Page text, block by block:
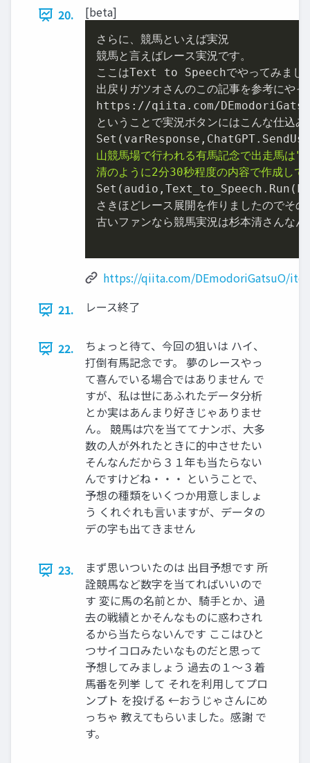
20. [beta]
さらに、競馬といえば実況
競馬と言えばレース実況です。
ここはText to Speechでやってみまし
出戻りガツオさんのこの記事を参考にやっ
https://qiita.com/
ということで実況ボタンにはこんな仕込み
山競馬場で行われる有馬記念で出走馬は"
清のように2分30秒程度の内容で作成し
さきほどレース展開を作りましたので
古いファンなら競馬実況は杉本清さんなん
https://qiita.com/DEmodoriGatsuO/
21.
レース終了
22.
ちょっと待て、今回の狙いは ハイ、
打倒有馬記念です。 夢のレースやっ
て喜んでいる場合ではありません で
すが、私は世にあふれたデータ分析
とか実はあんまり好きじゃありませ
ん。 競馬は穴を当ててナンボ、大多
数の人が外れたときに的中させたい
そんなんだから３１年も当たらない
んですけどね・・・ ということで、
予想の種類をいくつか用意しましょ
う くれぐれも言いますが、データの
デの字も出てきません
23.
まず思いついたのは 出目予想です 所
詮競馬など数字を当てればいいので
す 変に馬の名前とか、騎手とか、過
去の戦績とかそんなものに惑わされ
るから当たらないんです ここはひと
つサイコロみたいなものだと思って
予想してみましょう 過去の１～３着
馬番を列挙 して それを利用してプロ
ンプト を投げる ←おうじゃさんにめ
っちゃ 教えてもらいました。感謝 で
す。